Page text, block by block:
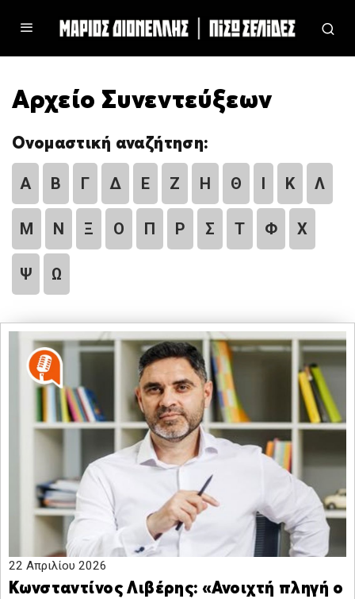
Αρχείο Συνεντεύξεων
Ονομαστική αναζήτηση:
Α Β Γ Δ Ε Ζ Η Θ Ι Κ Λ
Μ Ν Ξ Ο Π Ρ Σ Τ Φ Χ
Ψ Ω
22 Απριλίου 2026
Κωνσταντίνος Λιβέρης: «Ανοιχτή πληγή ο